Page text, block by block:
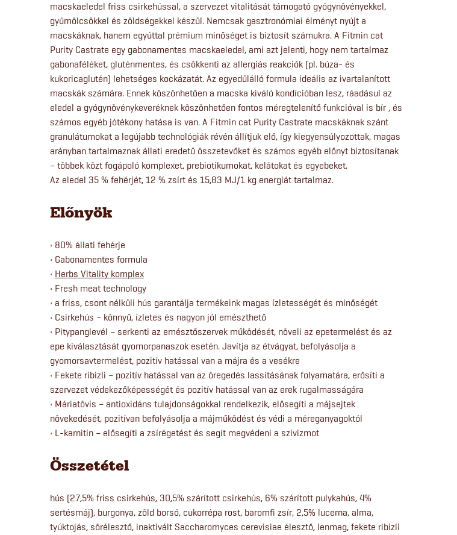
macskaeledel friss csirkehússal, a szervezet vitalitását támogató gyógynövényekkel,
gyümölcsökkel és zöldségekkel készül. Nemcsak gasztronómiai élményt nyújt a
macskáknak, hanem egyúttal prémium minőséget is biztosít számukra. A Fitmin cat
Purity Castrate egy gabonamentes macskaeledel, ami azt jelenti, hogy nem tartalmaz
gabonaféléket, gluténmentes, és csökkenti az allergiás reakciók (pl. búza- és
kukoricaglutén) lehetséges kockázatát. Az egyedülálló formula ideális az ivartalanított
macskák számára. Ennek köszönhetően a macska kiváló kondícióban lesz, ráadásul az
eledel a gyógynövénykeveréknek köszönhetően fontos méregtelenítő funkcióval is bír , és
számos egyéb jótékony hatása is van. A Fitmin cat Purity Castrate macskáknak szánt
granulátumokat a legújabb technológiák révén állítjuk elő, így kiegyensúlyozottak, magas
arányban tartalmaznak állati eredetű összetevőket és számos egyéb előnyt biztosítanak
– többek közt fogápoló komplexet, prebiotikumokat, kelátokat és egyebeket.
Az eledel 35 % fehérjét, 12 % zsírt és 15,83 MJ/1 kg energiát tartalmaz.
Előnyök
• 80% állati fehérje
• Gabonamentes formula
• Herbs Vitality komplex
• Fresh meat technology
• a friss, csont nélküli hús garantálja termékeink magas ízletességét és minőségét
• Csirkehús – könnyű, ízletes és nagyon jól emészthető
• Pitypanglevél – serkenti az emésztőszervek működését, növeli az epetermelést és az
epe kiválasztását gyomorpanaszok esetén. Javítja az étvágyat, befolyásolja a
gyomorsavtermelést, pozitív hatással van a májra és a vesékre
• Fekete ribizli – pozitív hatással van az öregedés lassításának folyamatára, erősíti a
szervezet védekezőképességét és pozitív hatással van az erek rugalmasságára
• Máriatövis – antioxidáns tulajdonságokkal rendelkezik, elősegíti a májsejtek
növekedését, pozitívan befolyásolja a májműködést és védi a méreganyagoktól
• L-karnitin – elősegíti a zsírégetést és segít megvédeni a szívizmot
Összetétel
hús (27,5% friss csirkehús, 30,5% szárított csirkehús, 6% szárított pulykahús, 4%
sertésmáj), burgonya, zöld borsó, cukorrépa rost, baromfi zsír, 2,5% lucerna, alma,
tyúktojás, sörélesztő, inaktivált Saccharomyces cerevisiae élesztő, lenmag, fekete ribizli